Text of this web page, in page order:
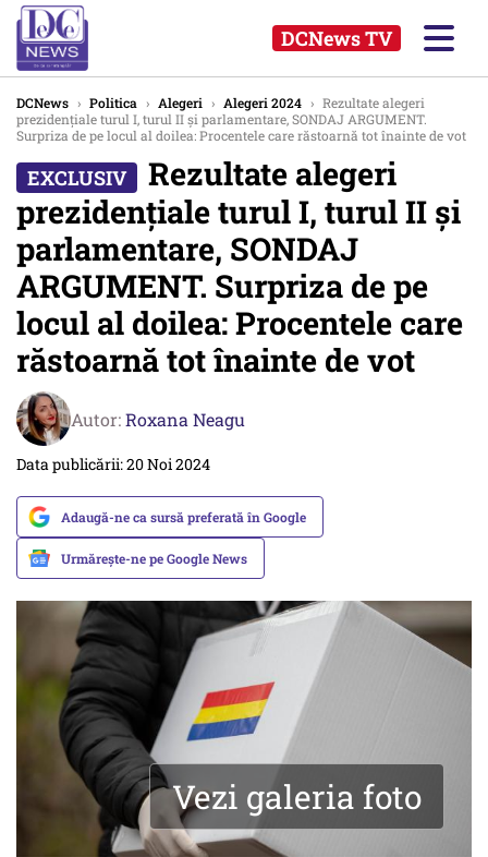
DCNews TV
DCNews › Politica › Alegeri › Alegeri 2024 › Rezultate alegeri
prezidențiale turul I, turul II și parlamentare, SONDAJ ARGUMENT.
Surpriza de pe locul al doilea: Procentele care răstoarnă tot înainte de vot
Rezultate alegeri
prezidențiale turul I, turul II și
parlamentare, SONDAJ
ARGUMENT. Surpriza de pe
locul al doilea: Procentele care
răstoarnă tot înainte de vot
Autor:Roxana Neagu
Data publicării: 20 Noi 2024
Adaugă-ne ca sursă preferată în Google
Urmărește-ne pe Google News
Vezi galeria foto